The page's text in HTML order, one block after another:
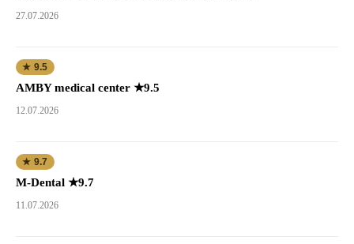
27.07.2026
★ 9.5
AMBY medical center ★9.5
12.07.2026
★ 9.7
M-Dental ★9.7
11.07.2026